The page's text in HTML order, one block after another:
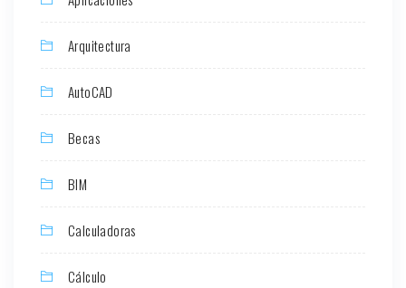
Arquitectura
AutoCAD
Becas
BIM
Calculadoras
Cálculo